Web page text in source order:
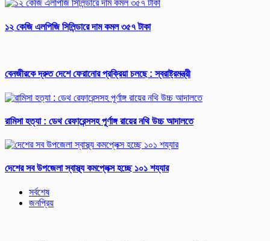
১২ কেজি এলপিজি সিলিন্ডারে দাম কমল ৩৫৭ টাকা
বেনজীরকে দ্রুত দেশে ফেরানোর প্রক্রিয়া চলছে : স্বরাষ্ট্রমন্ত্রী
রামিসা হত্যা : ডেথ রেফারেন্সসহ পূর্ণাঙ্গ রায়ের নথি উচ্চ আদালতে
দেশের সব উপজেলা স্বাস্থ্য কমপ্লেক্স হচ্ছে ১০১ শয্যার
সর্বশেষ
জনপ্রিয়